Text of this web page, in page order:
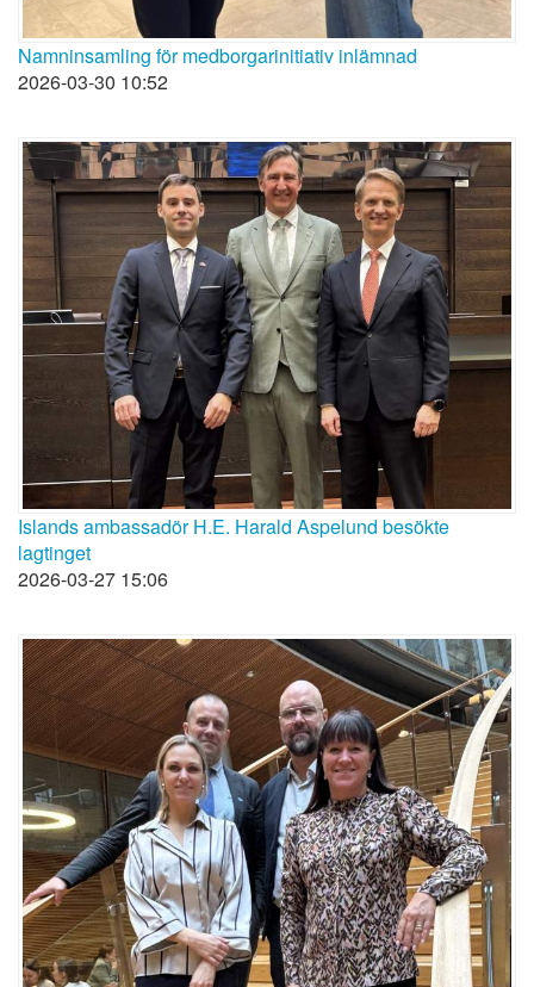
Namninsamling för medborgarinitiativ inlämnad
2026-03-30 10:52
Islands ambassadör H.E. Harald Aspelund besökte
lagtinget
2026-03-27 15:06